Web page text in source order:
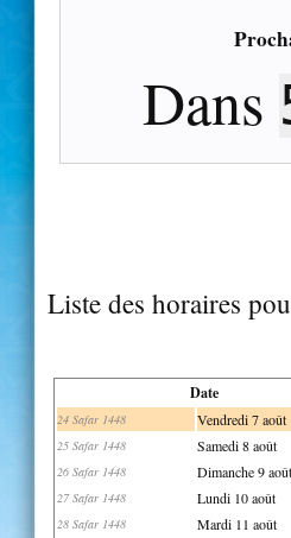
Dans
Liste des horaires
Date
24 Safar 1448 Vendredi 7 août
25 Safar 1448 Samedi 8 août
26 Safar 1448 Dimanche 9 août
27 Safar 1448 Lundi 10 août
28 Safar 1448 Mardi 11 août